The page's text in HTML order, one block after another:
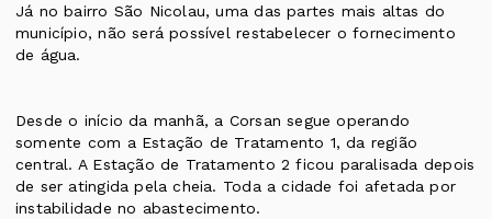
Já no bairro São Nicolau, uma das partes mais altas do
município, não será possível restabelecer o fornecimento
de água.
Desde o início da manhã, a Corsan segue operando
somente com a Estação de Tratamento 1, da região
central. A Estação de Tratamento 2 ficou paralisada depois
de ser atingida pela cheia. Toda a cidade foi afetada por
instabilidade no abastecimento.